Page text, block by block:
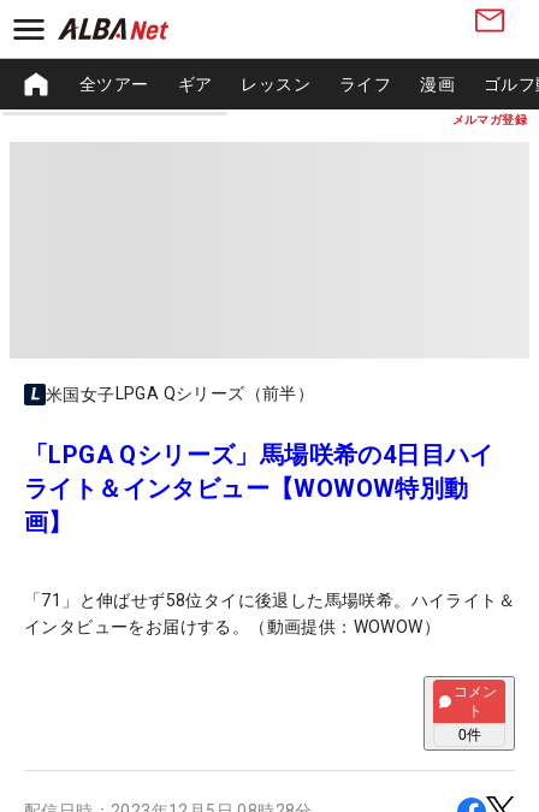
メルマガ登録
全ツアー ギア レッスン ライフ 漫画 ゴル
米国女子LPGA Qシリーズ（前半）
「LPGA Qシリーズ」馬場咲希の4日目ハイ
ライト＆インタビュー【WOWOW特別動
画】
「71」と伸ばせず58位タイに後退した馬場咲希。ハイライト＆
インタビューをお届けする。（動画提供：WOWOW）
コメン
ト
0件